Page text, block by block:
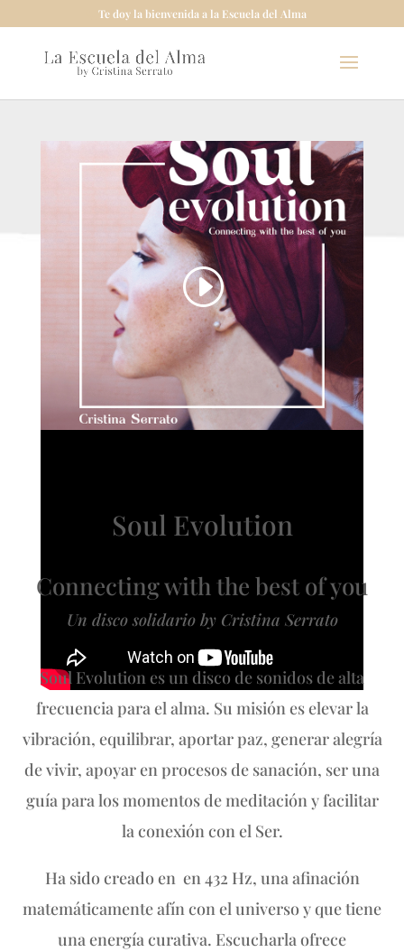
Te doy la bienvenida a la Escuela del Alma
Soul Evolution
Connecting with the best of you
Un disco solidario by Cristina Serrato
Soul Evolution es un disco de sonidos de alta
frecuencia para el alma. Su misión es elevar la
vibración, equilibrar, aportar paz, generar alegría
de vivir, apoyar en procesos de sanación, ser una
guía para los momentos de meditación y facilitar
la conexión con el Ser.
Ha sido creado en en 432 Hz, una afinación
matemáticamente afín con el universo y que tiene
una energía curativa. Escucharla ofrece